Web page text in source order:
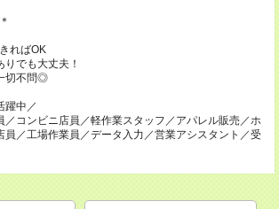
ればOK
りでも大丈夫！
切不問◎
躍中／
／コンビニ店員／軽作業スタッフ／アパレル販売／ホ
員／工場作業員／データ入力／営業アシスタント／受